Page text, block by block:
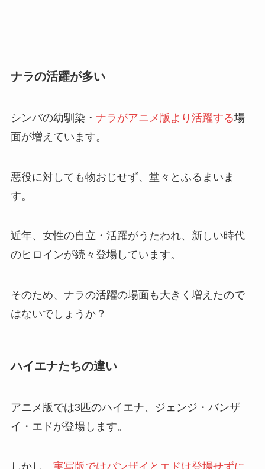
ナラの活躍が多い
シンバの幼馴染・ ナラがアニメ版より活躍する場
面が増えています。
悪役に対しても物おじせず、堂々とふるまいま
す。
近年、女性の自立・活躍がうたわれ、新しい時代
のヒロインが続々登場しています。
そのため、ナラの活躍の場面も大きく増えたので
はないでしょうか？
ハイエナたちの違い
アニメ版では3匹のハイエナ、ジェンジ・バンザ
イ・エドが登場します。
しかし、 実写版ではバンザイとエドは登場せずに